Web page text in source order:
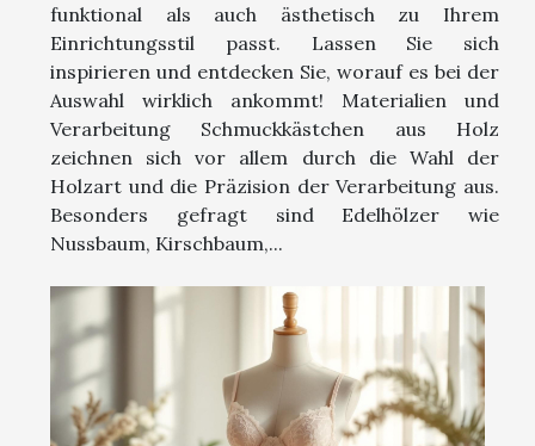
funktional als auch ästhetisch zu Ihrem
Einrichtungsstil passt. Lassen Sie sich
inspirieren und entdecken Sie, worauf es bei der
Auswahl wirklich ankommt! Materialien und
Verarbeitung Schmuckkästchen aus Holz
zeichnen sich vor allem durch die Wahl der
Holzart und die Präzision der Verarbeitung aus.
Besonders gefragt sind Edelhölzer wie
Nussbaum, Kirschbaum,...